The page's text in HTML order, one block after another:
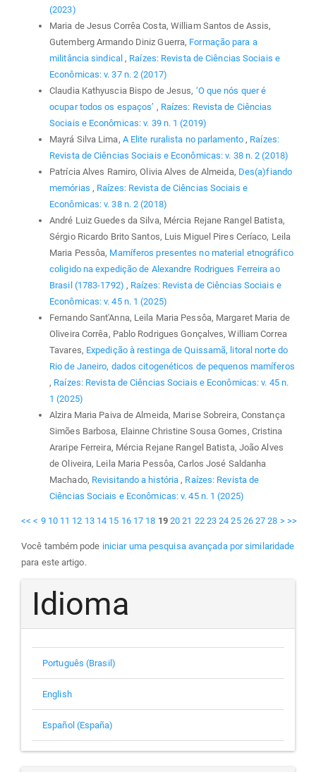
(2023)
Maria de Jesus Corrêa Costa, William Santos de Assis,
Gutemberg Armando Diniz Guerra, Formação para a
militância sindical , Raízes: Revista de Ciências Sociais e
Econômicas: v. 37 n. 2 (2017)
Claudia Kathyuscia Bispo de Jesus, ‘O que nós quer é
ocupar todos os espaços’ , Raízes: Revista de Ciências
Sociais e Econômicas: v. 39 n. 1 (2019)
Mayrá Silva Lima, A Elite ruralista no parlamento, Raízes:
Revista de Ciências Sociais e Econômicas: v. 38 n. 2 (2018)
Patrícia Alves Ramiro, Olivia Alves de Almeida, Des(a)fiando
memórias , Raízes: Revista de Ciências Sociais e
Econômicas: v. 38 n. 2 (2018)
André Luiz Guedes da Silva, Mércia Rejane Rangel Batista,
Sérgio Ricardo Brito Santos, Luis Miguel Pires Ceríaco, Leila
Maria Pessôa, Mamíferos presentes no material etnográfico
coligido na expedição de Alexandre Rodrigues Ferreira ao
Brasil (1783-1792) , Raízes: Revista de Ciências Sociais e
Econômicas: v. 45 n. 1 (2025)
Fernando Sant'Anna, Leila Maria Pessôa, Margaret Maria de
Oliveira Corrêa, Pablo Rodrigues Gonçalves, William Correa
Tavares, Expedição à restinga de Quissamã, litoral norte do
Rio de Janeiro, dados citogenéticos de pequenos mamíferos
, Raízes: Revista de Ciências Sociais e Econômicas: v. 45 n.
1 (2025)
Alzira Maria Paiva de Almeida, Marise Sobreira, Constança
Simões Barbosa, Elainne Christine Sousa Gomes, Cristina
Araripe Ferreira, Mércia Rejane Rangel Batista, João Alves
de Oliveira, Leila Maria Pessôa, Carlos José Saldanha
Machado, Revisitando a história, Raízes: Revista de
Ciências Sociais e Econômicas: v. 45 n. 1 (2025)
<< < 9 10 11 12 13 14 15 16 17 18 19 20 21 22 23 24 25 26 27 28 > >>
Você também pode iniciar uma pesquisa avançada por similaridade
para este artigo.
Idioma
Português (Brasil)
English
Español (España)